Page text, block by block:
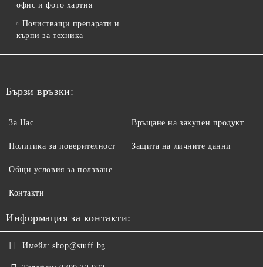
офис и фото хартия
Почистващи препарати и
кърпи за техника
Бързи връзки:
За Нас
Политика за поверителност
Общи условия за ползване
Контакти
Връщане на закупен продукт
Защита на личните данни
Информация за контакти:
Имейл: shop@stuff.bg